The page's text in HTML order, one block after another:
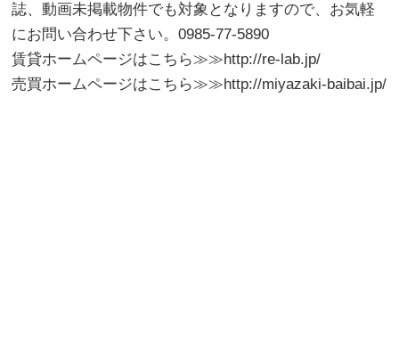
誌、動画未掲載物件でも対象となりますので、お気軽
にお問い合わせ下さい。0985-77-5890
賃貸ホームページはこちら≫≫http://re-lab.jp/
売買ホームページはこちら≫≫http://miyazaki-baibai.jp/